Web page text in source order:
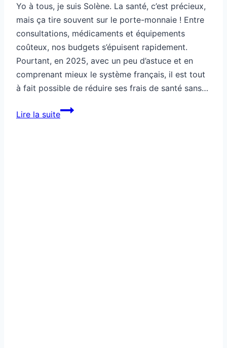
Yo à tous, je suis Solène. La santé, c’est précieux,
mais ça tire souvent sur le porte-monnaie ! Entre
consultations, médicaments et équipements
coûteux, nos budgets s’épuisent rapidement.
Pourtant, en 2025, avec un peu d’astuce et en
comprenant mieux le système français, il est tout
à fait possible de réduire ses frais de santé sans…
Lire la suiteComment